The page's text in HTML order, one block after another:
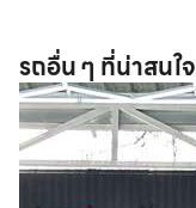
รถอื่น ๆ ที่น่าสนใจ